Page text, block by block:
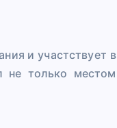
и участствует в
не только местом